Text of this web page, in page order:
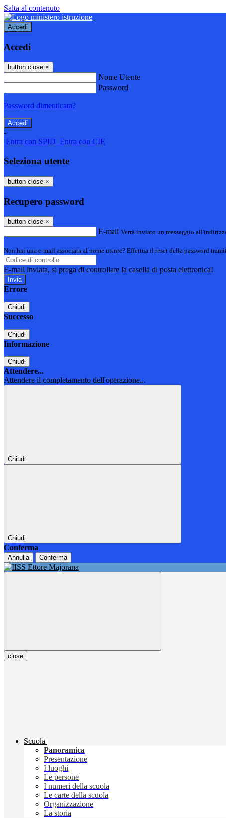
Salta al contenuto
Accedi
Accedi
button close ×
Nome Utente
Password
Password dimenticata?
-
Entra con SPID Entra con CIE
Seleziona utente
button close ×
Recupero password
button close ×
E-mail Verrà inviato un messaggio
Non hai una e-mail associata al nome utente? Effettua il reset della password
E-mail inviata, si prega di controllare la casella di posta elettronica!
Errore
Chiudi
Successo
Chiudi
Informazione
Chiudi
Attendere...
Attendere il completamento dell'operazione...
Chiudi
Chiudi
Conferma
Annulla Conferma
close
Scuola
Panoramica
Presentazione
I luoghi
Le persone
I numeri della scuola
Le carte della scuola
Organizzazione
La storia